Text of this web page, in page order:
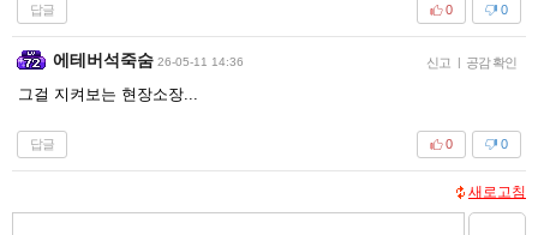
답글 0
0
에테버석죽숨 26-05-11 14:36 신고 | 공감 확인
그걸 지켜보는 현장소장...
답글 0
0
새로고침